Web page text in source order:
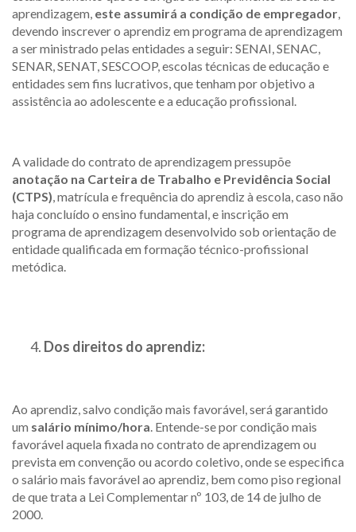
aprendizagem, este assumirá a condição de empregador,
devendo inscrever o aprendiz em programa de aprendizagem
a ser ministrado pelas entidades a seguir: SENAI, SENAC,
SENAR, SENAT, SESCOOP, escolas técnicas de educação e
entidades sem fins lucrativos, que tenham por objetivo a
assistência ao adolescente e a educação profissional.
A validade do contrato de aprendizagem pressupõe
anotação na Carteira de Trabalho e Previdência Social
(CTPS), matrícula e frequência do aprendiz à escola, caso não
haja concluído o ensino fundamental, e inscrição em
programa de aprendizagem desenvolvido sob orientação de
entidade qualificada em formação técnico-profissional
metódica.
Dos direitos do aprendiz:
Ao aprendiz, salvo condição mais favorável, será garantido
um salário mínimo/hora. Entende-se por condição mais
favorável aquela fixada no contrato de aprendizagem ou
prevista em convenção ou acordo coletivo, onde se especifica
o salário mais favorável ao aprendiz, bem como piso regional
de que trata a Lei Complementar nº 103, de 14 de julho de
2000.